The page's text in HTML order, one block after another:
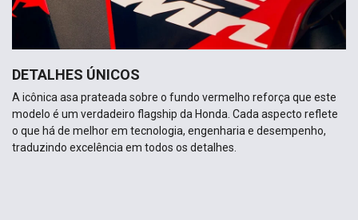
DETALHES ÚNICOS
A icônica asa prateada sobre o fundo vermelho reforça que este
modelo é um verdadeiro flagship da Honda. Cada aspecto reflete
o que há de melhor em tecnologia, engenharia e desempenho,
traduzindo excelência em todos os detalhes.